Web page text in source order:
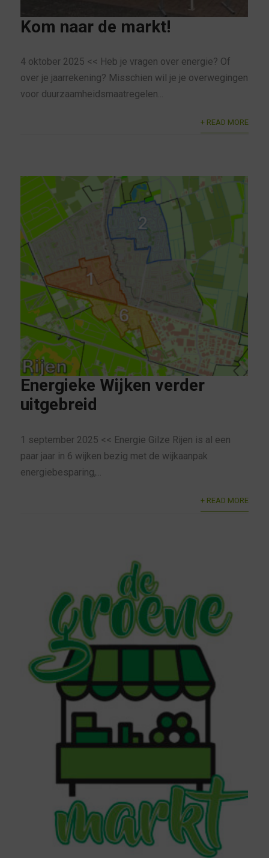
Kom naar de markt!
4 oktober 2025 << Heb je vragen over energie? Of
over je jaarrekening? Misschien wil je je overwegingen
voor duurzaamheidsmaatregelen...
+ READ MORE
Energieke Wijken verder
uitgebreid
1 september 2025 << Energie Gilze Rijen is al een
paar jaar in 6 wijken bezig met de wijkaanpak
energiebesparing,...
+ READ MORE